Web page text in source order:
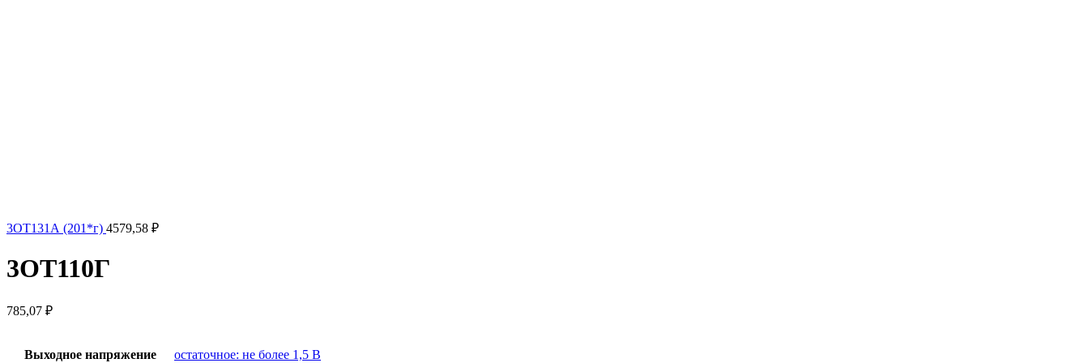
3ОТ131А (201*г) 4579,58 ₽
3ОТ110Г
785,07 ₽
Выходное напряжение остаточное: не более 1,5 В